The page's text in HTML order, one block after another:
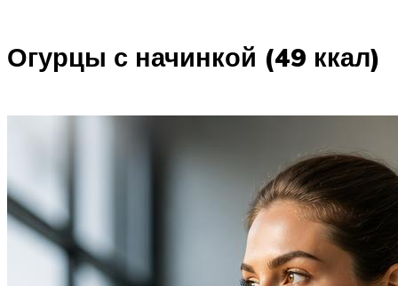
Огурцы с начинкой (49 ккал)